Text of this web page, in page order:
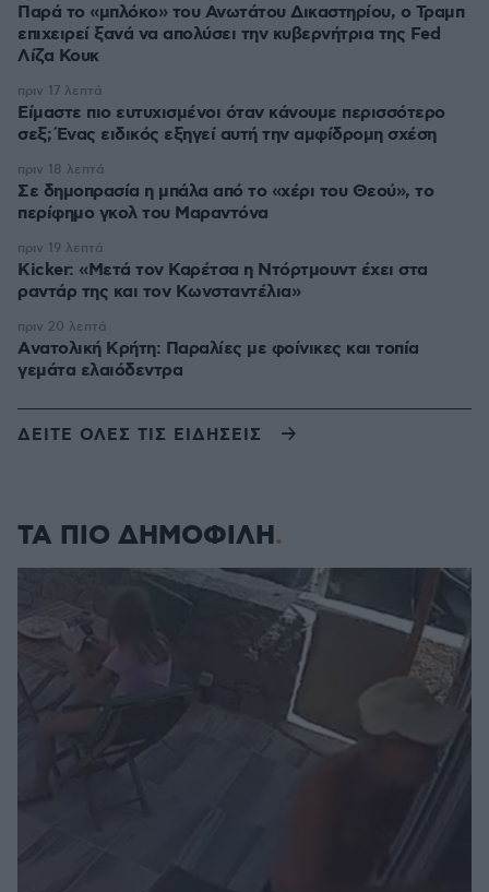
Παρά το «μπλόκο» του Ανωτάτου Δικαστηρίου, ο Τραμπ
επιχειρεί ξανά να απολύσει την κυβερνήτρια της Fed
Λίζα Κουκ
Είμαστε πιο ευτυχισμένοι όταν κάνουμε περισσότερο
σεξ; Ένας ειδικός εξηγεί αυτή την αμφίδρομη σχέση
πριν 17 λεπτά
Σε δημοπρασία η μπάλα από το «χέρι του Θεού», το
περίφημο γκολ του Μαραντόνα
πριν 18 λεπτά
Kicker: «Μετά τον Καρέτσα η Ντόρτμουντ έχει στα
ραντάρ της και τον Κωνσταντέλια»
πριν 19 λεπτά
Aνατολική Κρήτη: Παραλίες με φοίνικες και τοπία
γεμάτα ελαιόδεντρα
πριν 20 λεπτά
ΔΕΙΤΕ ΟΛΕΣ ΤΙΣ ΕΙΔΗΣΕΙΣ
ΤΑ ΠΙΟ ΔΗΜΟΦΙΛΗ